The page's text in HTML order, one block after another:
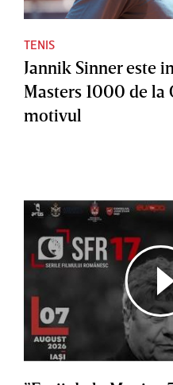
TENIS
Jannik Sinner este
Masters 1000 de la
motivul